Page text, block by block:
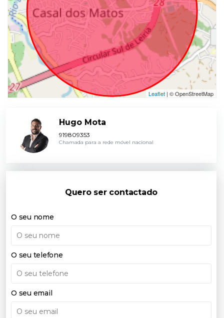
Leaflet | © OpenStreetMap
Hugo Mota
919809353
Chamada para a rede móvel nacional
Quero ser contactado
O seu nome
O seu telefone
O seu email